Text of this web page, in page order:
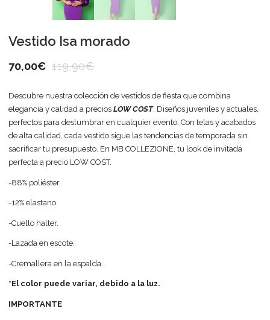
Vestido Isa morado
70,00€ 119,90€
Descubre nuestra colección de vestidos de fiesta que combina
elegancia y calidad a preciosLOW COST. Diseños juveniles y actuales,
perfectos para deslumbrar en cualquier evento. Con telas y acabados
de alta calidad, cada vestido sigue las tendencias de temporada sin
sacrificar tu presupuesto. En MB COLLEZIONE, tu look de invitada
perfecta a precio LOW COST.
-88% poliéster.
-12% elastano.
-Cuello halter.
-Lazada en escote.
-Cremallera en la espalda.
*El color puede variar, debido a la luz.
IMPORTANTE